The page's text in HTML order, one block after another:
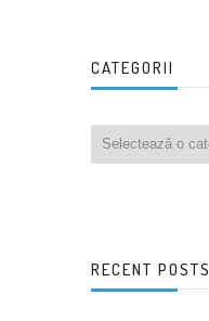
CATEGORII
RECENT POSTS